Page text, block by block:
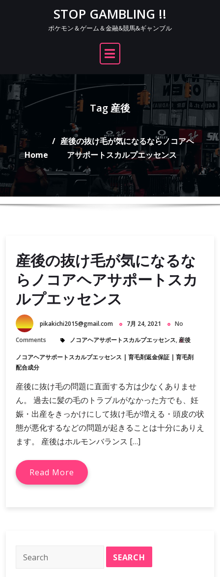
STOP GAMBLING !!
ポケモン＆ゲーム＆金融&競馬&ギャンブル
Tag 産後
Home
産後の抜け毛が気になるならノコアヘ
アサポートスカルプエッセンス
産後の抜け毛が気になるな
らノコアヘアサポートスカ
ルプエッセンス
pikakichi2015@gmail.com 7月 24, 2021
No
Comments
ノコアヘアサポートスカルプエッセンス,産後
ノコアヘアサポートスカルプエッセンス | 育毛剤返金保証 | 育毛剤
配合成分
産後に抜け毛の問題に直面する方は少なくありませ
ん。 過去に髪の毛のトラブルがなかった方でも、妊
娠・出産をきっかけにして抜け毛が増える・頭皮の状
態が悪化するなどの問題が起きることは十分にありえ
ます。 産後はホルモンバランス […]
Read More